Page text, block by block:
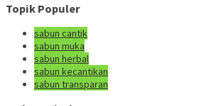
Topik Populer
sabun cantik
sabun muka
sabun herbal
sabun kecantikan
sabun transparan